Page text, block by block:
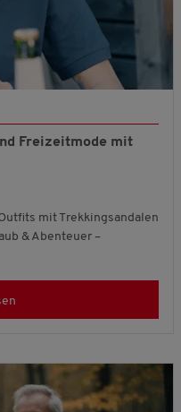
Freizeitmode mit
mit Trekkingsandalen
& Abenteuer –